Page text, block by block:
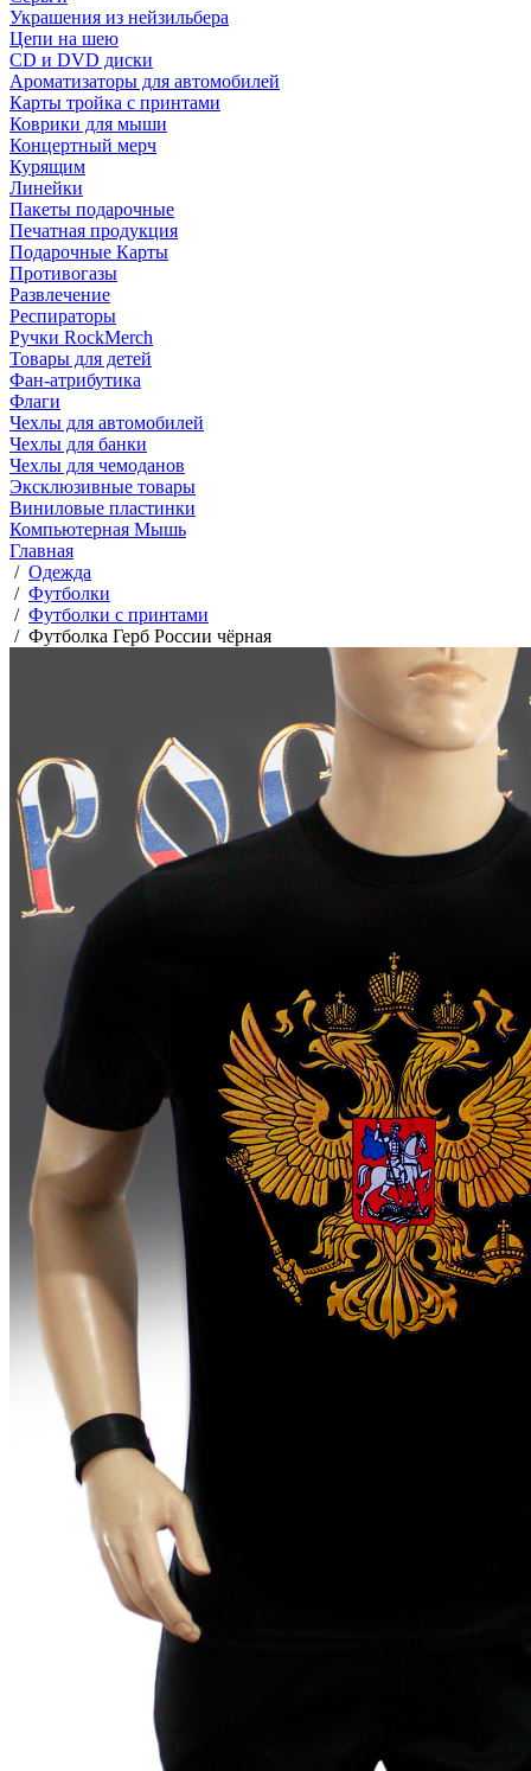
Украшения из нейзильбера
Цепи на шею
CD и DVD диски
Ароматизаторы для автомобилей
Карты тройка с принтами
Коврики для мыши
Концертный мерч
Курящим
Линейки
Пакеты подарочные
Печатная продукция
Подарочные Карты
Противогазы
Развлечение
Респираторы
Ручки RockMerch
Товары для детей
Фан-атрибутика
Флаги
Чехлы для автомобилей
Чехлы для банки
Чехлы для чемоданов
Эксклюзивные товары
Виниловые пластинки
Компьютерная Мышь
Главная
/ Одежда
/ Футболки
/ Футболки с принтами
/ Футболка Герб России чёрная